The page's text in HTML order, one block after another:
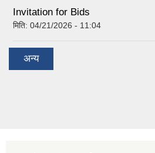
Invitation for Bids
मिति: 04/21/2026 - 11:04
अन्य